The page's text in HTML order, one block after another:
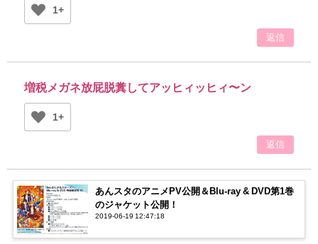
1+
返信
増税メガネ放屁脱糞してアッヒィッヒィ〜ン
1+
返信
あんスタのアニメPV公開＆Blu-ray & DVD第1巻
のジャケット公開！
2019-06-19 12:47:18